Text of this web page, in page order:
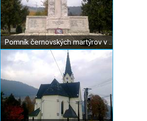
Pomník černovských martýrov v Černovej